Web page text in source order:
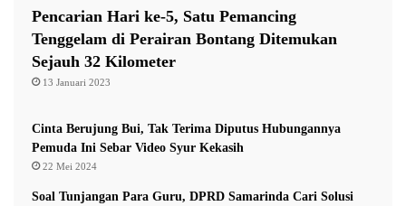
Status Perkara Sudah P21
Sementara itu, belum ada keterangan resmi dari Polda
Metro Jaya perihal penangkapan Roy Suryo dan dr Tifa.
Polda Metro Jaya sebelumya mengatakan berkas perkara
kasus tudingan ijazah palsu Presiden ke-7 RI Joko
Widodo (Jokowi) yang menjerat Roy Suryo dan
Pencarian Hari ke-5, Satu Pemancing
Tenggelam di Perairan Bontang Ditemukan
Sejauh 32 Kilometer
13 Januari 2023
Cinta Berujung Bui, Tak Terima Diputus Hubungannya
Pemuda Ini Sebar Video Syur Kekasih
22 Mei 2024
Soal Tunjangan Para Guru, DPRD Samarinda Cari Solusi